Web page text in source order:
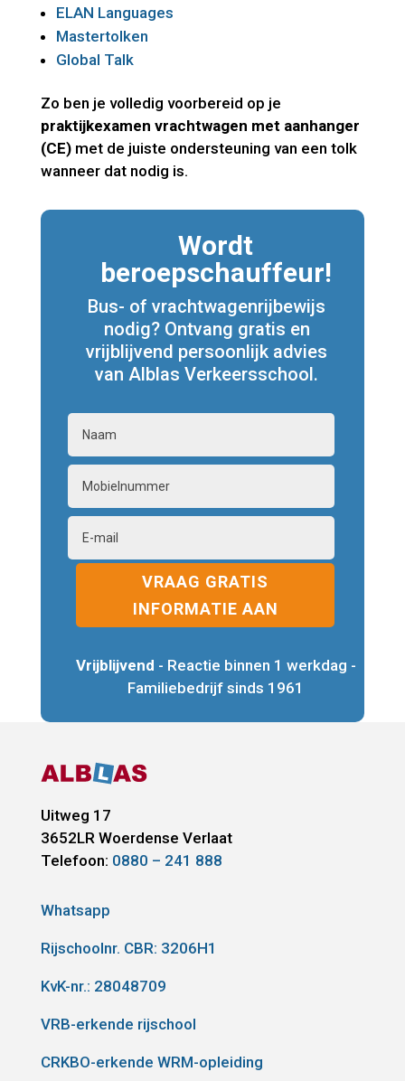
ELAN Languages
Mastertolken
Global Talk
Zo ben je volledig voorbereid op je
praktijkexamen vrachtwagen met aanhanger
(CE)met de juiste ondersteuning van een tolk
wanneer dat nodig is.
Wordt
beroepschauffeur!
Bus- of vrachtwagenrijbewijs
nodig? Ontvang gratis en
vrijblijvend persoonlijk advies
van Alblas Verkeersschool.
VRAAG GRATIS
INFORMATIE AAN
Vrijblijvend - Reactie binnen 1 werkdag -
Familiebedrijf sinds 1961
Uitweg 17
3652LR Woerdense Verlaat
Telefoon: 0880 – 241 888
Whatsapp
Rijschoolnr. CBR: 3206H1
KvK-nr.: 28048709
VRB-erkende rijschool
CRKBO-erkende WRM-opleiding